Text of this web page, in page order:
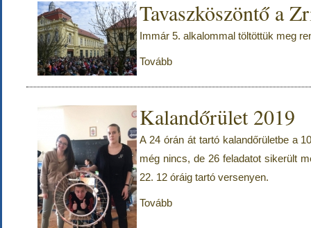
Tavaszköszöntő a
Immár 5. alkalommal töltöttük meg
Tovább
Kalandőrület 2019
A 24 órán át tartó kalandőrületbe a
még nincs, de 26 feladatot sikerült
22. 12 óráig tartó versenyen.
Tovább